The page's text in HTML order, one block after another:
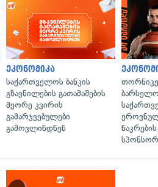
ეკონომიკა
საქართველოს ბანკის
გზავნილების გათამაშების
მეორე კვირის
გამარჯვებულები
გამოვლინდნენ